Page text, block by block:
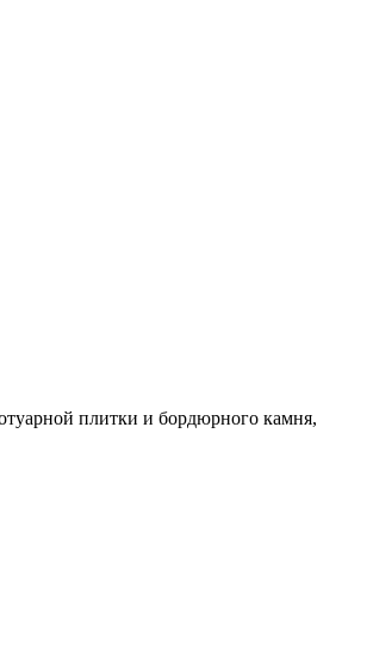
плитки и бордюрного камня,